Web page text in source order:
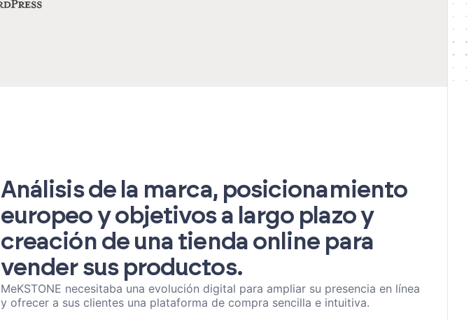
Análisis de la marca, posicionamiento
europeo y objetivos a largo plazo y
creación de una tienda online para
vender sus productos.
MeKSTONE necesitaba una evolución digital para ampliar su presencia en línea
y ofrecer a sus clientes una plataforma de compra sencilla e intuitiva.